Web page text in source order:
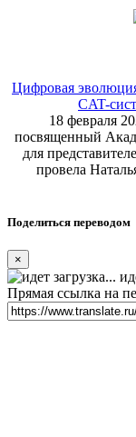
Цифровая
CAT-
18 февраля
посвященный
для
провела
Поделиться переводом
×
Прямая ссылка на